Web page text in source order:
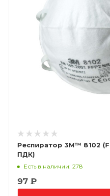
Респиратор 3М™ 8102
ПДК)
Есть в наличии: 278
97 ₽